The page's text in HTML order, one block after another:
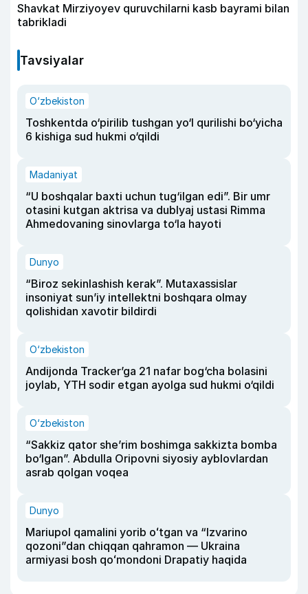
Shavkat Mirziyoyev quruvchilarni kasb bayrami bilan
tabrikladi
Tavsiyalar
O‘zbekiston
Toshkentda o‘pirilib tushgan yo‘l qurilishi bo‘yicha
6 kishiga sud hukmi o‘qildi
Madaniyat
“U boshqalar baxti uchun tug‘ilgan edi”. Bir umr
otasini kutgan aktrisa va dublyaj ustasi Rimma
Ahmedovaning sinovlarga to‘la hayoti
Dunyo
“Biroz sekinlashish kerak”. Mutaxassislar
insoniyat sun’iy intellektni boshqara olmay
qolishidan xavotir bildirdi
O‘zbekiston
Andijonda Tracker’ga 21 nafar bog‘cha bolasini
joylab, YTH sodir etgan ayolga sud hukmi o‘qildi
O‘zbekiston
“Sakkiz qator she’rim boshimga sakkizta bomba
bo‘lgan”. Abdulla Oripovni siyosiy ayblovlardan
asrab qolgan voqea
Dunyo
Mariupol qamalini yorib oʻtgan va “Izvarino
qozoni”dan chiqqan qahramon — Ukraina
armiyasi bosh qoʻmondoni Drapatiy haqida